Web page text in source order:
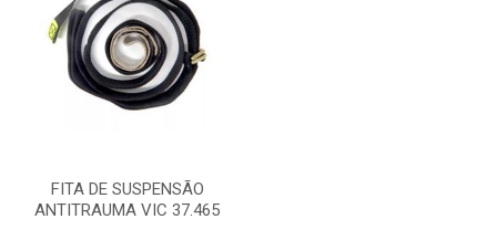
FITA DE SUSPENSÃO
ANTITRAUMA VIC 37.465